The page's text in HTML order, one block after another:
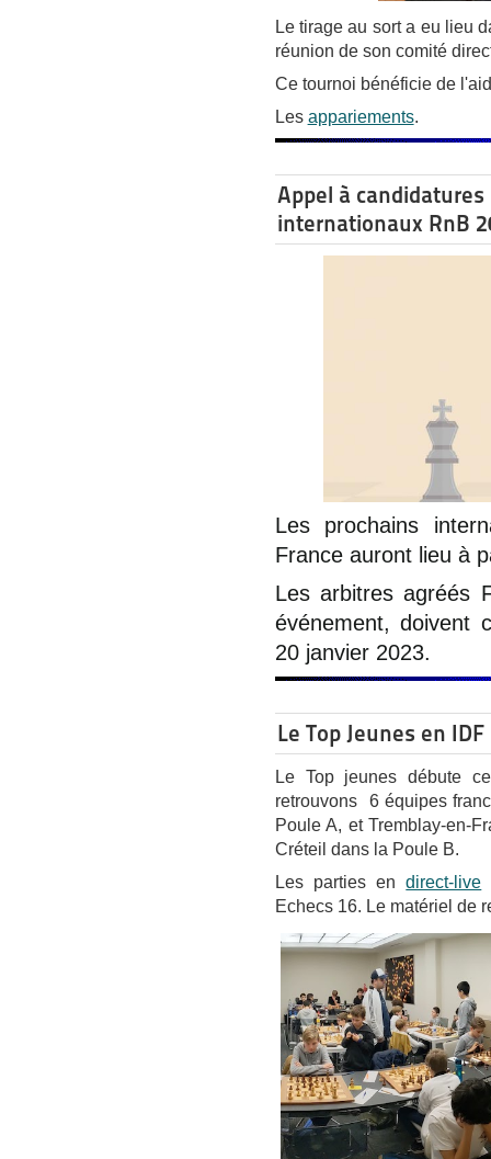
Le tirage au sort a eu lieu
réunion de son comité
Ce tournoi bénéficie de
Les appariements.
Appel à
internationaux RnB
Les prochains
France auront lieu à
Les arbitres agréés
événement, doivent
20 janvier 2023.
Le Top Jeunes en IDF
Le Top jeunes débute
retrouvons 6 équipes
Poule A, et Tremblay-en-
Créteil dans la Poule B.
Les parties endirect-live
Echecs 16. Le matériel de